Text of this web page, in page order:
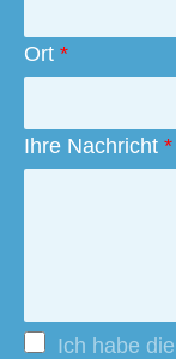
Ort *
Ihre Nachricht *
Ich habe die